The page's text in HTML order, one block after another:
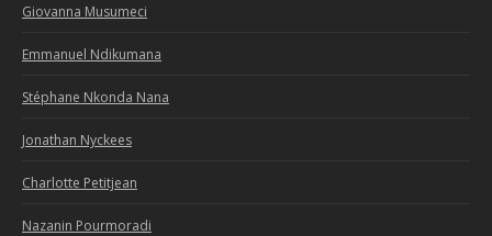
Giovanna Musumeci
Emmanuel Ndikumana
Stéphane Nkonda Nana
Jonathan Nyckees
Charlotte Petitjean
Nazanin Pourmoradi